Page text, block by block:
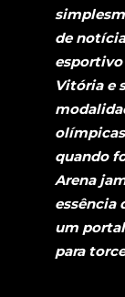
de
esportivo
Vitória e
quando
Arena
essência
um
para